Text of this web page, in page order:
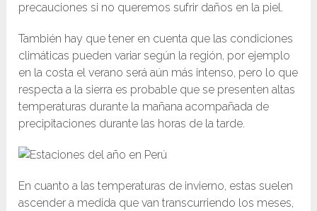
precauciones si no queremos sufrir daños en la piel.
También hay que tener en cuenta que las condiciones
climáticas pueden variar según la región, por ejemplo
en la costa el verano será aún más intenso, pero lo que
respecta a la sierra es probable que se presenten altas
temperaturas durante la mañana acompañada de
precipitaciones durante las horas de la tarde.
En cuanto a las temperaturas de invierno, estas suelen
ascender a medida que van transcurriendo los meses,